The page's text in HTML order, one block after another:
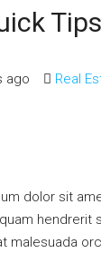
ago Real
dolor sit
hendrerit
malesuada